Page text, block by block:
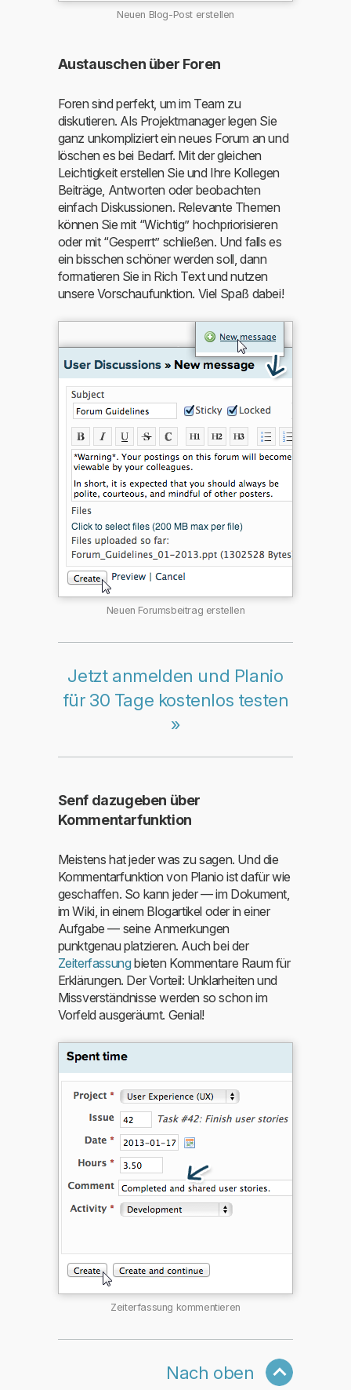
Neuen Blog-Post erstellen
Austauschen über Foren
Foren sind perfekt, um im Team zu
diskutieren. Als Projektmanager legen Sie
ganz unkompliziert ein neues Forum an und
löschen es bei Bedarf. Mit der gleichen
Leichtigkeit erstellen Sie und Ihre Kollegen
Beiträge, Antworten oder beobachten
einfach Diskussionen. Relevante Themen
können Sie mit “Wichtig” hochpriorisieren
oder mit “Gesperrt” schließen. Und falls es
ein bisschen schöner werden soll, dann
formatieren Sie in Rich Text und nutzen
unsere Vorschaufunktion. Viel Spaß dabei!
Neuen Forumsbeitrag erstellen
Jetzt anmelden und Planio
für 30 Tage kostenlos testen
»
Senf dazugeben über
Kommentarfunktion
Meistens hat jeder was zu sagen. Und die
Kommentarfunktion von Planio ist dafür wie
geschaffen. So kann jeder — im Dokument,
im Wiki, in einem Blogartikel oder in einer
Aufgabe — seine Anmerkungen
punktgenau platzieren. Auch bei der
Zeiterfassungbieten Kommentare Raum für
Erklärungen. Der Vorteil: Unklarheiten und
Missverständnisse werden so schon im
Vorfeld ausgeräumt. Genial!
Zeiterfassung kommentieren
Nach oben